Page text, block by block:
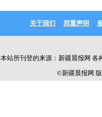
关于我们 郑重声明
本站所刊登的来源：新疆晨报网
©新疆晨报网 版